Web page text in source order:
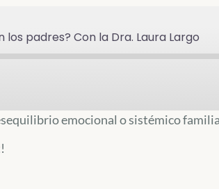
padres? Con la Dra. Laura Largo
emocional o sistémico